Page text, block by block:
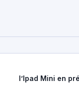
l’Ipad Mini en